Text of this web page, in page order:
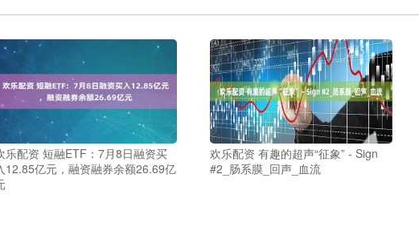
乐配资 短融ETF：7月8日融资买
12.85亿元，融资融券余额26.69亿
欢乐配资 有趣的超声“征象” - Sign
#2_肠系膜_回声_血流